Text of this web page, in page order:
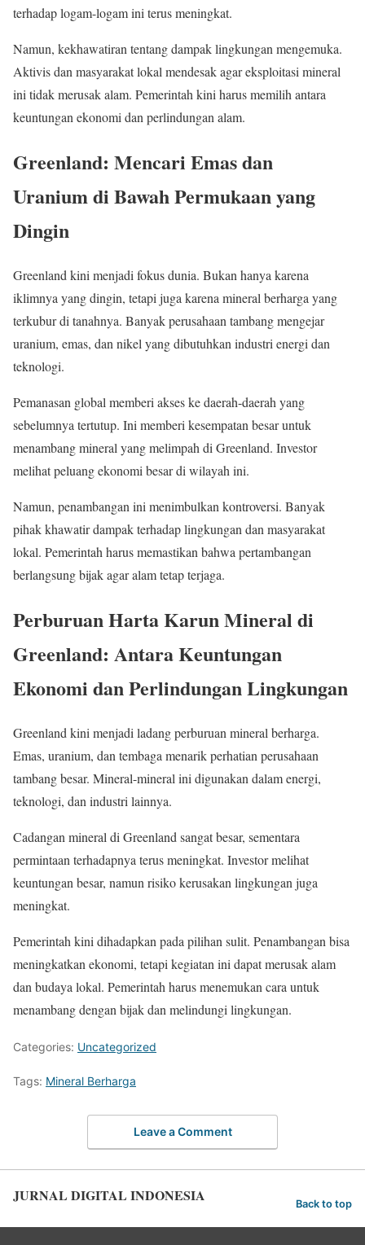
terhadap logam-logam ini terus meningkat.
Namun, kekhawatiran tentang dampak lingkungan mengemuka.
Aktivis dan masyarakat lokal mendesak agar eksploitasi mineral
ini tidak merusak alam. Pemerintah kini harus memilih antara
keuntungan ekonomi dan perlindungan alam.
Greenland: Mencari Emas dan
Uranium di Bawah Permukaan yang
Dingin
Greenland kini menjadi fokus dunia. Bukan hanya karena
iklimnya yang dingin, tetapi juga karena mineral berharga yang
terkubur di tanahnya. Banyak perusahaan tambang mengejar
uranium, emas, dan nikel yang dibutuhkan industri energi dan
teknologi.
Pemanasan global memberi akses ke daerah-daerah yang
sebelumnya tertutup. Ini memberi kesempatan besar untuk
menambang mineral yang melimpah di Greenland. Investor
melihat peluang ekonomi besar di wilayah ini.
Namun, penambangan ini menimbulkan kontroversi. Banyak
pihak khawatir dampak terhadap lingkungan dan masyarakat
lokal. Pemerintah harus memastikan bahwa pertambangan
berlangsung bijak agar alam tetap terjaga.
Perburuan Harta Karun Mineral di
Greenland: Antara Keuntungan
Ekonomi dan Perlindungan Lingkungan
Greenland kini menjadi ladang perburuan mineral berharga.
Emas, uranium, dan tembaga menarik perhatian perusahaan
tambang besar. Mineral-mineral ini digunakan dalam energi,
teknologi, dan industri lainnya.
Cadangan mineral di Greenland sangat besar, sementara
permintaan terhadapnya terus meningkat. Investor melihat
keuntungan besar, namun risiko kerusakan lingkungan juga
meningkat.
Pemerintah kini dihadapkan pada pilihan sulit. Penambangan bisa
meningkatkan ekonomi, tetapi kegiatan ini dapat merusak alam
dan budaya lokal. Pemerintah harus menemukan cara untuk
menambang dengan bijak dan melindungi lingkungan.
Categories: Uncategorized
Tags: Mineral Berharga
Leave a Comment
JURNAL DIGITAL INDONESIA Back to top